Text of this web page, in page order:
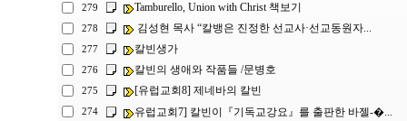
279 Tamburello, Union with Christ 책보기
278 김성현 목사 “칼뱅은 진정한 선교사·선교동원자...
277 칼빈생가
276 칼빈의 생애와 작품들 /문병호
275 [유럽교회8] 제네바의 칼빈
274 유럽교회7] 칼빈이『기독교강요』를 출판한 바젤-�...